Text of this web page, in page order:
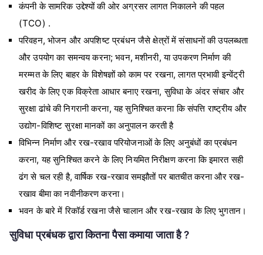
कंपनी के सामरिक उद्देश्यों की ओर अग्रसर लागत निकालने की पहल
(TCO) .
परिवहन, भोजन और अपशिष्ट प्रबंधन जैसे क्षेत्रों में संसाधनों की उपलब्धता
और उपयोग का समन्वय करना; भवन, मशीनरी, या उपकरण निर्माण की
मरम्मत के लिए बाहर के विशेषज्ञों को काम पर रखना, लागत प्रभावी इन्वेंट्री
खरीद के लिए एक विक्रेता आधार बनाए रखना, सुविधा के अंदर संचार और
सुरक्षा ढांचे की निगरानी करना, यह सुनिश्चित करना कि संपत्ति राष्ट्रीय और
उद्योग-विशिष्ट सुरक्षा मानकों का अनुपालन करती है
विभिन्न निर्माण और रख-रखाव परियोजनाओं के लिए अनुबंधों का प्रबंधन
करना, यह सुनिश्चित करने के लिए नियमित निरीक्षण करना कि इमारत सही
ढंग से चल रही है, वार्षिक रख-रखाव समझौतों पर बातचीत करना और रख-
रखाव बीमा का नवीनीकरण करना।
भवन के बारे में रिकॉर्ड रखना जैसे चालान और रख-रखाव के लिए भुगतान।
सुविधा प्रबंधक द्वारा कितना पैसा कमाया जाता है ?